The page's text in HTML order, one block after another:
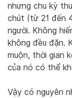
nhưng chu kỳ
chút (từ 21 đến
người. Không
không đều đặn.
muộn, thời gian
của nó có thể
Vậy có nguyên